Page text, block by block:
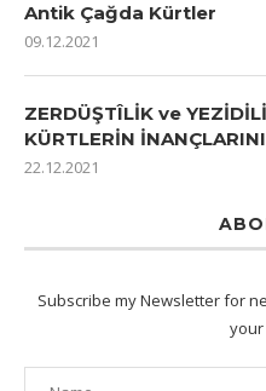
Antik Çağda Kürtler
09.12.2021
ZERDÜŞTÎLİK ve
KÜRTLERİN
22.12.2021
Subscribe my Newsletter for
your